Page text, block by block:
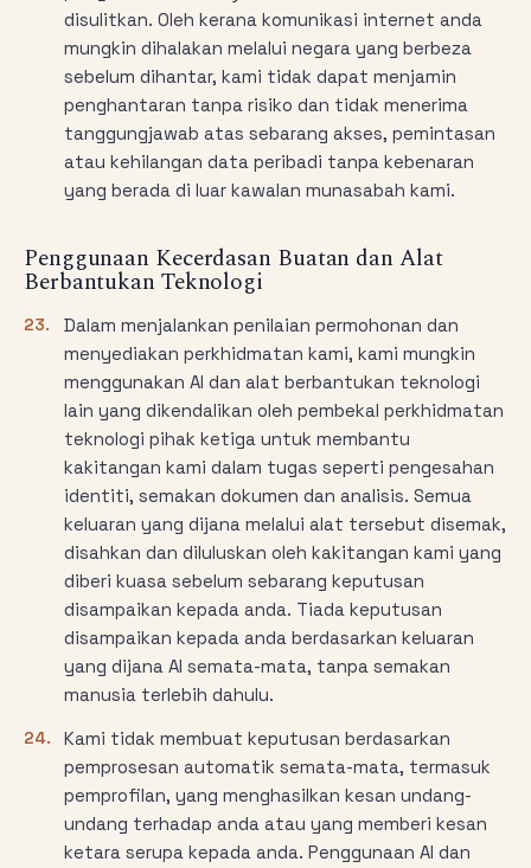
disulitkan. Oleh kerana komunikasi internet anda
mungkin dihalakan melalui negara yang berbeza
sebelum dihantar, kami tidak dapat menjamin
penghantaran tanpa risiko dan tidak menerima
tanggungjawab atas sebarang akses, pemintasan
atau kehilangan data peribadi tanpa kebenaran
yang berada di luar kawalan munasabah kami.
Penggunaan Kecerdasan Buatan dan Alat
Berbantukan Teknologi
23.
Dalam menjalankan penilaian permohonan dan
menyediakan perkhidmatan kami, kami mungkin
menggunakan AI dan alat berbantukan teknologi
lain yang dikendalikan oleh pembekal perkhidmatan
teknologi pihak ketiga untuk membantu
kakitangan kami dalam tugas seperti pengesahan
identiti, semakan dokumen dan analisis. Semua
keluaran yang dijana melalui alat tersebut disemak,
disahkan dan diluluskan oleh kakitangan kami yang
diberi kuasa sebelum sebarang keputusan
disampaikan kepada anda. Tiada keputusan
disampaikan kepada anda berdasarkan keluaran
yang dijana AI semata-mata, tanpa semakan
manusia terlebih dahulu.
24.
Kami tidak membuat keputusan berdasarkan
pemprosesan automatik semata-mata, termasuk
pemprofilan, yang menghasilkan kesan undang-
undang terhadap anda atau yang memberi kesan
ketara serupa kepada anda. Penggunaan AI dan